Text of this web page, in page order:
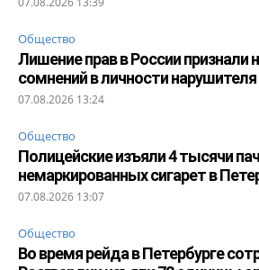
Общество
Лишение прав в России признали
сомнений в личности нарушителя
07.08.2026 13:24
Общество
Полицейские изъяли 4 тысячи
немаркированных сигарет в
07.08.2026 13:07
Общество
Во время рейда в Петербурге